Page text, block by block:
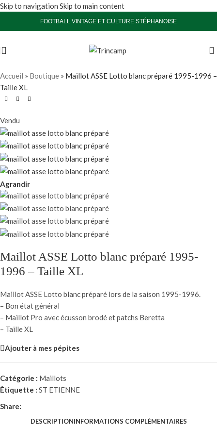
Skip to navigation Skip to main content
FOOTBALL VINTAGE ET CULTURE STÉPHANOISE
Accueil » Boutique » Maillot ASSE Lotto blanc préparé 1995-1996 –
Taille XL
Vendu
Agrandir
Maillot ASSE Lotto blanc préparé 1995-
1996 – Taille XL
Maillot ASSE Lotto blanc préparé lors de la saison 1995-1996.
– Bon état général
– Maillot Pro avec écusson brodé et patchs Beretta
– Taille XL
Ajouter à mes pépites
Catégorie : Maillots
Étiquette : ST ETIENNE
Share:
DESCRIPTIONINFORMATIONS COMPLÉMENTAIRES